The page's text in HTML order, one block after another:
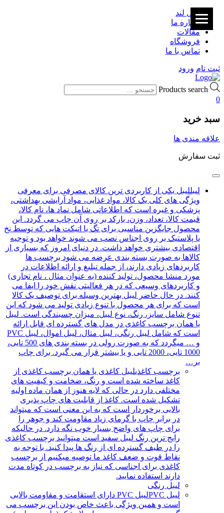
لیبل لند
درباره ما
مقالات
فروشگاه
تماس با ما
ثبت نام ورود
Products search
0
سبد خرید
علاقه مندی ها
ثبت سفارش
لیبللیبل یکی از کاربردی ترین کالای مصرفی برای معرفی
ویژگی های کلی یک کالا، مواد غذایی، مواد آرایشی بهداشتی،
پزشکی و غیره است که اطلاعاتی شامل نماد ها، نام کالا،
قیمت کالا، تعداد، وزن، بارکد بر روی آن چاپ می گردد. این
محصول جایگزین مناسبی برای تگ یا اتیکت هایی که توسط نخ
یا پلاستیک بر روی اجناس نصب می شوند خواهد بود و توجیه
اقتصادی بیشتری خواهد داشت. در دنیای امروز که بسیاری از
کالاها به صورت بسته بندی عرضه می شود برچسب ها
کاربردهای زیادی دارند، از جمله تبلیغ و ارائه اطلاعات در
مورد منشا محصول، تولید کننده (به عنوان مثال ، نام تجاری)
و کاربردهای وسیعی که در هر فعالیتی نقش خود را ایفا می
کنند. در حال حاضر لیبل بهترین وسیله برای توصیف یک کالا
است که برای هر محصول با تنوع زیادی تولید می شود که این
تنوع شامل سایز، رنگ، نوع لیبل، میزان چسبندگی است. لیبل
یا همان برچسب کاغذی در مدل های گسترده ای قابل ارائه
است که شامل لیبل رنگی، لیبل متال، لیبل اموال، لیبل PVC
و … میگردد که به صورت رولی در بسته بندی های 500 تایی،
1000 تایی، 2000 تایی و یا بیشتر قرار می گیرد. برای چاپ
بر…
برچسب کاغذیلیبل کاغذی یا همان برچسب کاغذی از
کاغذ ساخته شده است و رنگ، ضخامت و کیفیت های
مختلفی دارد در حالی که لایه هنوز از همان ماده اولیه
تشکیل شده است. کاغذ از قابلیت های چاپ پذیری
بالایی برخوردار است که به این معنی است که میتواند
در برابر چاپ با گرمای زیاد مقاومت کند و جوهر را
برای چاپ های واضح بسیار خوب نگه دارد. در حالیکه
رایج ترین رنگ لیبل سفید است میتوانید برچسب کاغذی
را در طیف گسترده ای از رنگ ها پیدا کنید. با توجه به
نقاط قوت و ضعف کاغذ ما توصیه میکنیم از برچسب
کاغذی برای اجناسی که نیاز به برچسب در کوتاه مدت
دارند استفاده نمایید.
لیبل رنگی
لیبل PVC
لیبل PVC دارای استقامت و مقاومت بالایی
است و همین ویژگی باعث خاص بودن این برچسب می